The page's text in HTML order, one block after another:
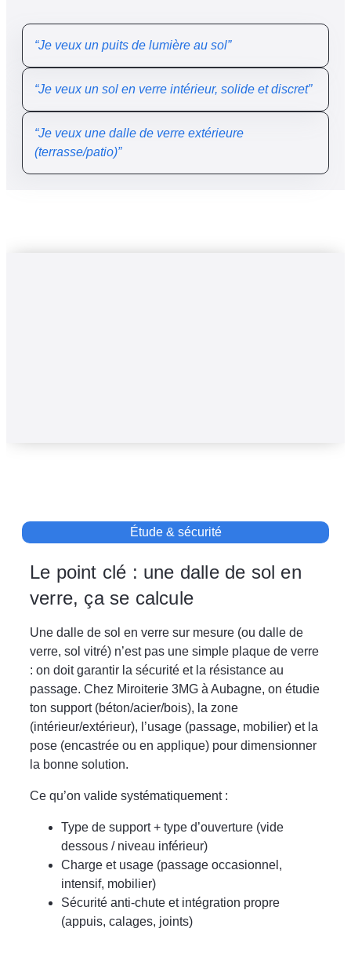
“Je veux un puits de lumière au sol”
“Je veux un sol en verre intérieur, solide et discret”
“Je veux une dalle de verre extérieure
(terrasse/patio)”
Étude & sécurité
Le point clé : une dalle de sol en
verre, ça se calcule
Une dalle de sol en verre sur mesure (ou dalle de
verre, sol vitré) n’est pas une simple plaque de verre
: on doit garantir la sécurité et la résistance au
passage. Chez Miroiterie 3MG à Aubagne, on étudie
ton support (béton/acier/bois), la zone
(intérieur/extérieur), l’usage (passage, mobilier) et la
pose (encastrée ou en applique) pour dimensionner
la bonne solution.
Ce qu’on valide systématiquement :
Type de support + type d’ouverture (vide
dessous / niveau inférieur)
Charge et usage (passage occasionnel,
intensif, mobilier)
Sécurité anti-chute et intégration propre
(appuis, calages, joints)